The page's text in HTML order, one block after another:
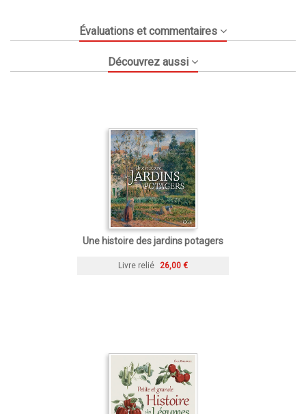
Évaluations et commentaires
Découvrez aussi
Une histoire des jardins potagers
Livre relié 26,00 €